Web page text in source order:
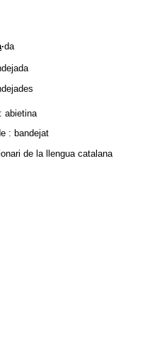
·da
abietina
: bandejat
de la llengua catalana